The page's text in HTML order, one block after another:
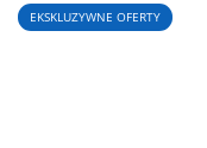
EKSKLUZYWNE OFERTY